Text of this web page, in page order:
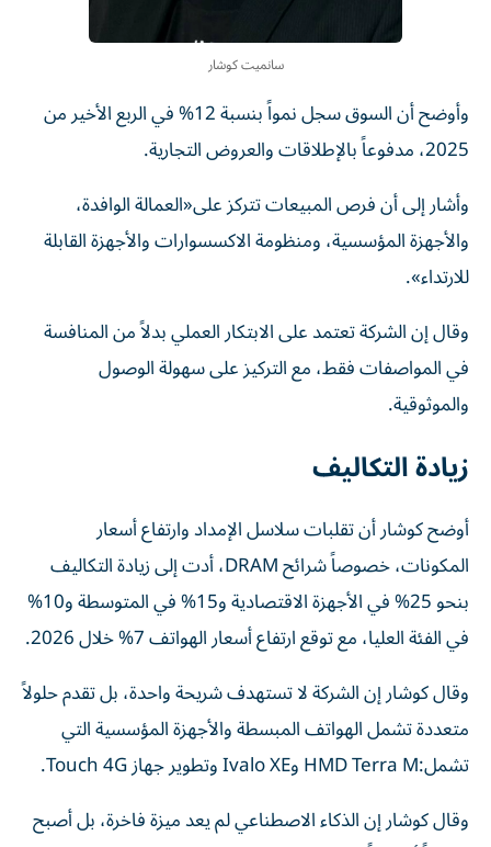
سانميت كوشار
وأوضح أن السوق سجل نمواً بنسبة 12% في الربع الأخير من
2025، مدفوعاً بالإطلاقات والعروض التجارية.
وأشار إلى أن فرص المبيعات تتركز على«العمالة الوافدة،
والأجهزة المؤسسية، ومنظومة الاكسسوارات والأجهزة القابلة
للارتداء».
وقال إن الشركة تعتمد على الابتكار العملي بدلاً من المنافسة
في المواصفات فقط، مع التركيز على سهولة الوصول
والموثوقية.
زيادة التكاليف
أوضح كوشار أن تقلبات سلاسل الإمداد وارتفاع أسعار
المكونات، خصوصاً شرائح DRAM، أدت إلى زيادة التكاليف
بنحو 25% في الأجهزة الاقتصادية و15% في المتوسطة و10%
في الفئة العليا، مع توقع ارتفاع أسعار الهواتف 7% خلال 2026.
وقال كوشار إن الشركة لا تستهدف شريحة واحدة، بل تقدم حلولاً
متعددة تشمل الهواتف المبسطة والأجهزة المؤسسية التي
تشمل:HMD Terra M وIvalo XE وتطوير جهاز Touch 4G.
وقال كوشار إن الذكاء الاصطناعي لم يعد ميزة فاخرة، بل أصبح